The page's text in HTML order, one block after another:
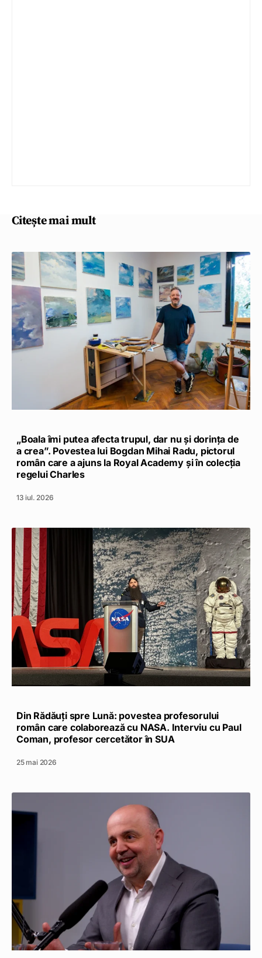
Citește mai mult
„Boala îmi putea afecta trupul, dar nu și dorința de
a crea”. Povestea lui Bogdan Mihai Radu, pictorul
român care a ajuns la Royal Academy și în colecția
regelui Charles
13 iul. 2026
Din Rădăuți spre Lună: povestea profesorului
român care colaborează cu NASA. Interviu cu Paul
Coman, profesor cercetător în SUA
25 mai 2026